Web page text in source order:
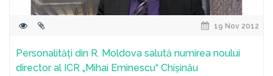
19 Nov 2012
Personalități din R. Moldova salută numirea noului
director al ICR „Mihai Eminescu“ Chișinău